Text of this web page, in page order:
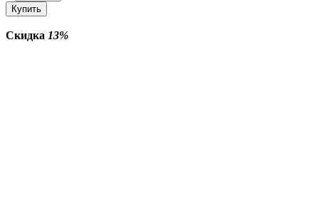
Купить
Скидка 13%